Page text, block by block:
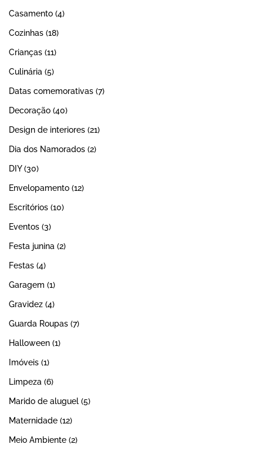
Casamento (4)
Cozinhas (18)
Crianças (11)
Culinária (5)
Datas comemorativas (7)
Decoração (40)
Design de interiores (21)
Dia dos Namorados (2)
DIY(30)
Envelopamento (12)
Escritórios (10)
Eventos (3)
Festa junina (2)
Festas (4)
Garagem (1)
Gravidez (4)
Guarda Roupas (7)
Halloween (1)
Imóveis (1)
Limpeza (6)
Marido de aluguel (5)
Maternidade (12)
Meio Ambiente (2)